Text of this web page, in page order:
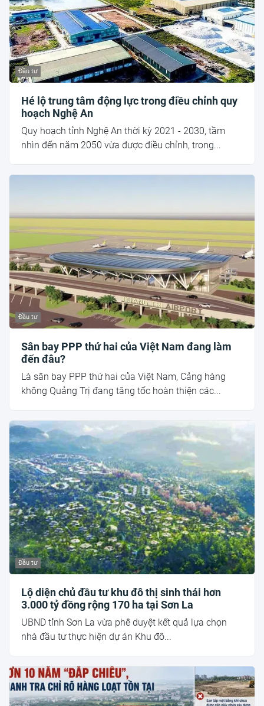
Đầu tư
Hé lộ trung tâm động lực trong điều chỉnh quy
hoạch Nghệ An
Quy hoạch tỉnh Nghệ An thời kỳ 2021 - 2030, tầm
nhìn đến năm 2050 vừa được điều chỉnh, trong...
Đầu tư
Sân bay PPP thứ hai của Việt Nam đang làm
đến đâu?
Là sân bay PPP thứ hai của Việt Nam, Cảng hàng
không Quảng Trị đang tăng tốc hoàn thiện các...
Đầu tư
Lộ diện chủ đầu tư khu đô thị sinh thái hơn
3.000 tỷ đồng rộng 170 ha tại Sơn La
UBND tỉnh Sơn La vừa phê duyệt kết quả lựa chọn
nhà đầu tư thực hiện dự án Khu đô...